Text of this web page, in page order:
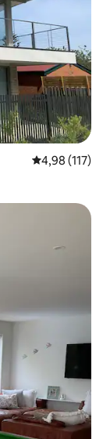
4,98 de uma
4,98 (117)